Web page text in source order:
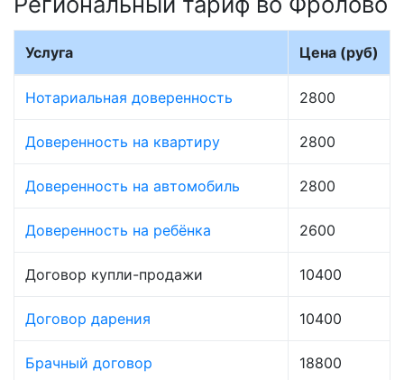
Услуга Цена (руб)
Нотариальная доверенность 2800
Доверенность на квартиру 2800
Доверенность на автомобиль 2800
Доверенность на ребёнка 2600
Договор купли-продажи 10400
Договор дарения 10400
Брачный договор 18800